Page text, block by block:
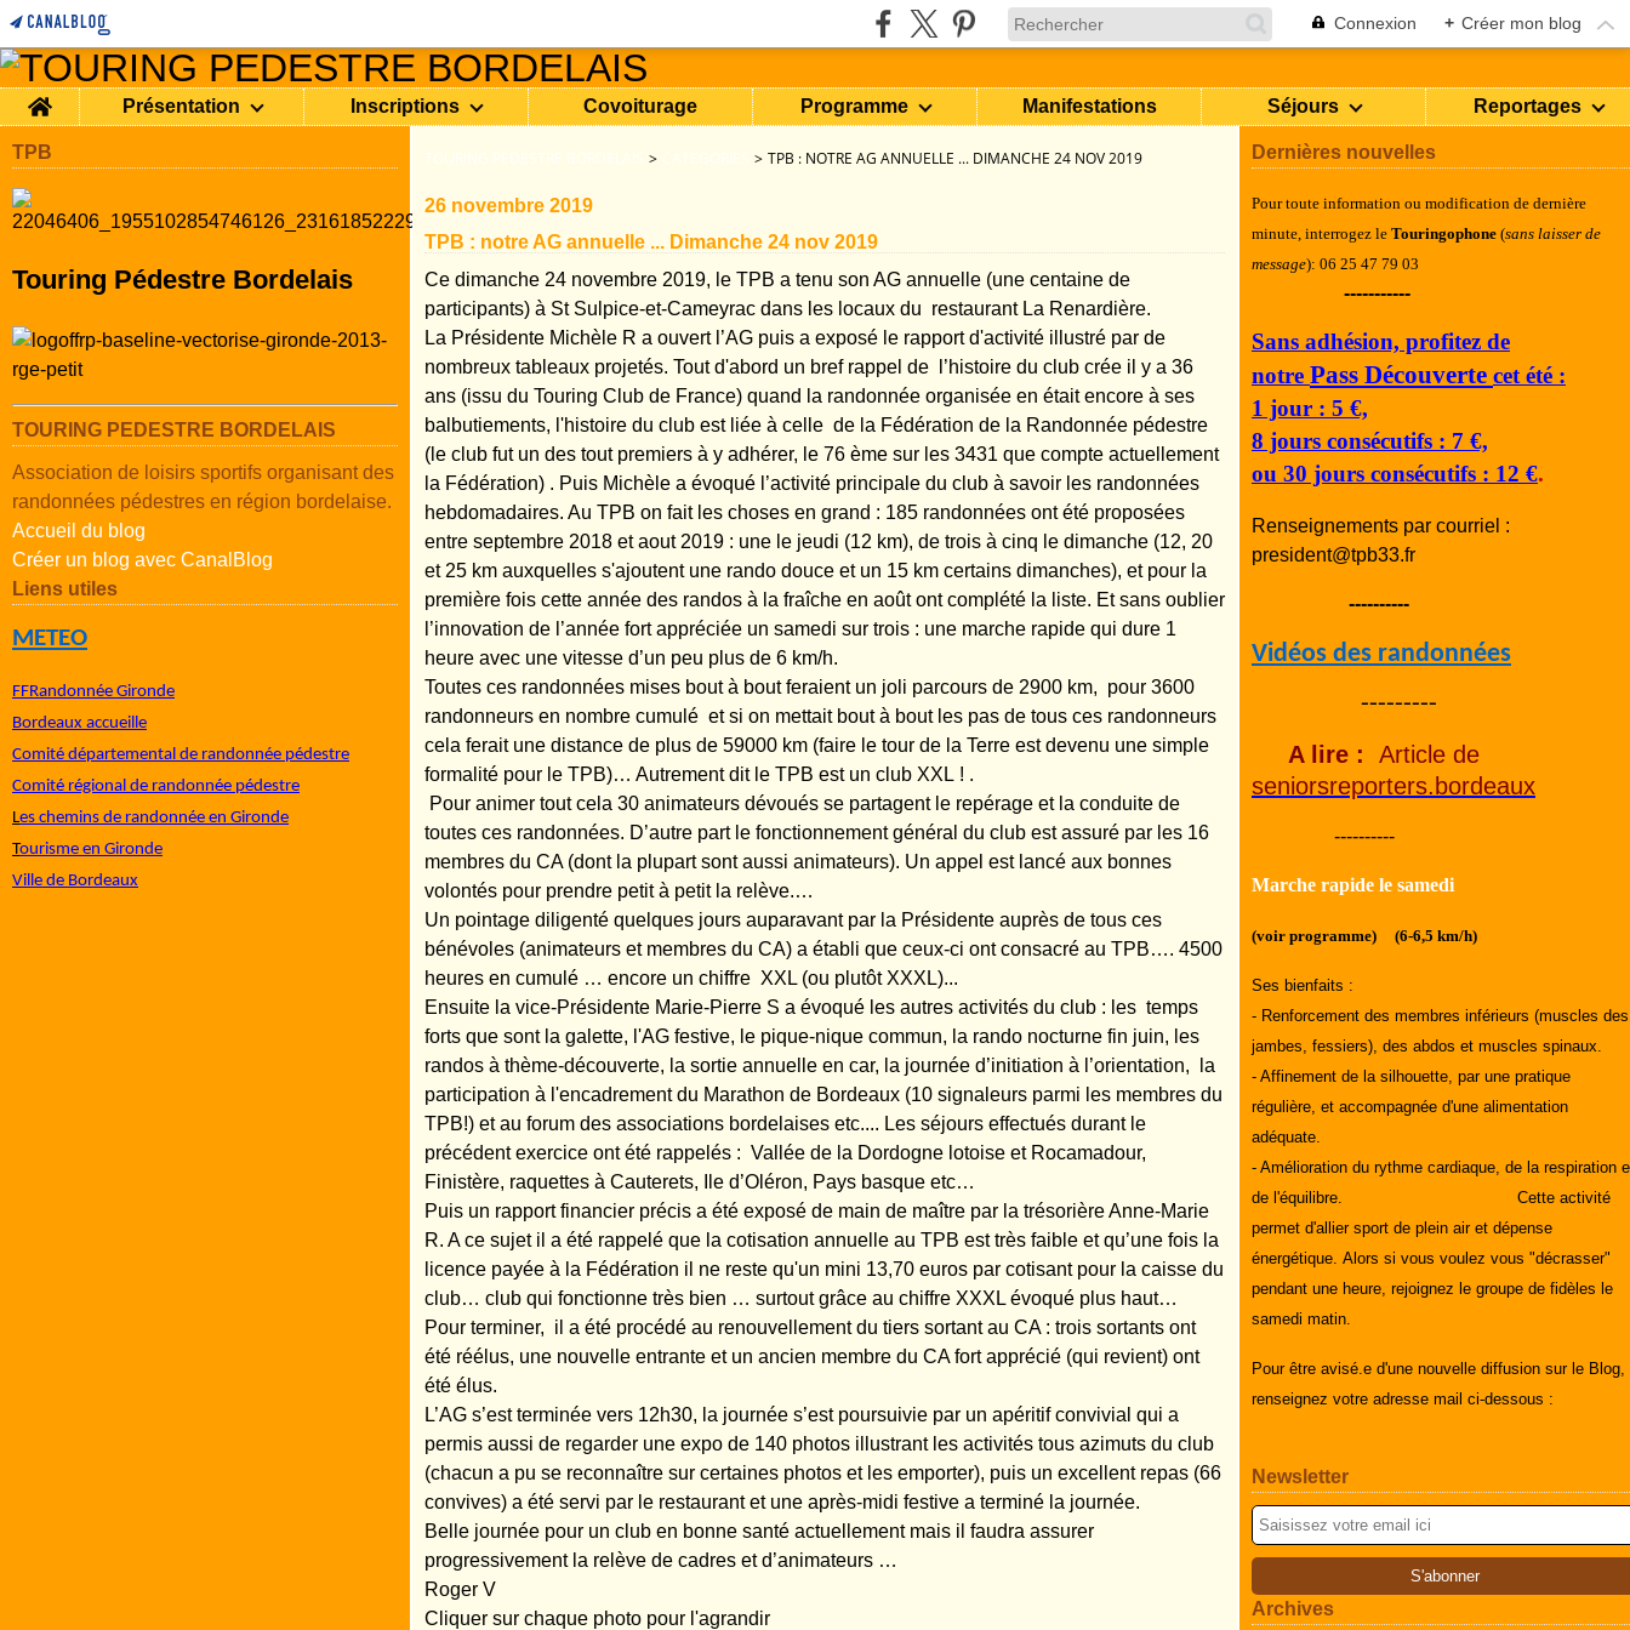
Connexion + Créer mon blog
Home Présentation Inscriptions Covoiturage Programme Manifestations Séjours Reportages
TPB
Touring Pédestre Bordelais
TOURING PEDESTRE BORDELAIS
Association de loisirs sportifs organisant des
randonnées pédestres en région bordelaise.
Accueil du blog
Créer un blog avec CanalBlog
Liens utiles
METEO
FFRandonnée Gironde
Bordeaux accueille
Comité départemental de randonnée pédestre
Comité régional de randonnée pédestre
Les chemins de randonnée en Gironde
Tourisme en Gironde
Ville de Bordeaux
TOURING PEDESTRE BORDELAIS > CATEGORIES > TPB : NOTRE AG ANNUELLE ... DIMANCHE 24 NOV 2019
26 novembre 2019
TPB : notre AG annuelle ... Dimanche 24 nov 2019
Ce dimanche 24 novembre 2019, le TPB a tenu son AG annuelle (une centaine de
participants) à St Sulpice-et-Cameyrac dans les locaux du restaurant La Renardière.
La Présidente Michèle R a ouvert l’AG puis a exposé le rapport d'activité illustré par de
nombreux tableaux projetés. Tout d'abord un bref rappel de l’histoire du club crée il y a 36
ans (issu du Touring Club de France) quand la randonnée organisée en était encore à ses
balbutiements, l'histoire du club est liée à celle de la Fédération de la Randonnée pédestre
(le club fut un des tout premiers à y adhérer, le 76 ème sur les 3431 que compte actuellement
la Fédération) . Puis Michèle a évoqué l’activité principale du club à savoir les randonnées
hebdomadaires. Au TPB on fait les choses en grand : 185 randonnées ont été proposées
entre septembre 2018 et aout 2019 : une le jeudi (12 km), de trois à cinq le dimanche (12, 20
et 25 km auxquelles s'ajoutent une rando douce et un 15 km certains dimanches), et pour la
première fois cette année des randos à la fraîche en août ont complété la liste. Et sans oublier
l’innovation de l’année fort appréciée un samedi sur trois : une marche rapide qui dure 1
heure avec une vitesse d’un peu plus de 6 km/h.
Toutes ces randonnées mises bout à bout feraient un joli parcours de 2900 km, pour 3600
randonneurs en nombre cumulé et si on mettait bout à bout les pas de tous ces randonneurs
cela ferait une distance de plus de 59000 km (faire le tour de la Terre est devenu une simple
formalité pour le TPB)… Autrement dit le TPB est un club XXL ! .
Pour animer tout cela 30 animateurs dévoués se partagent le repérage et la conduite de
toutes ces randonnées. D’autre part le fonctionnement général du club est assuré par les 16
membres du CA (dont la plupart sont aussi animateurs). Un appel est lancé aux bonnes
volontés pour prendre petit à petit la relève.…
Un pointage diligenté quelques jours auparavant par la Présidente auprès de tous ces
bénévoles (animateurs et membres du CA) a établi que ceux-ci ont consacré au TPB…. 4500
heures en cumulé … encore un chiffre XXL (ou plutôt XXXL)...
Ensuite la vice-Présidente Marie-Pierre S a évoqué les autres activités du club : les temps
forts que sont la galette, l'AG festive, le pique-nique commun, la rando nocturne fin juin, les
randos à thème-découverte, la sortie annuelle en car, la journée d’initiation à l’orientation, la
participation à l'encadrement du Marathon de Bordeaux (10 signaleurs parmi les membres du
TPB!) et au forum des associations bordelaises etc.... Les séjours effectués durant le
précédent exercice ont été rappelés : Vallée de la Dordogne lotoise et Rocamadour,
Finistère, raquettes à Cauterets, Ile d’Oléron, Pays basque etc…
Puis un rapport financier précis a été exposé de main de maître par la trésorière Anne-Marie
R. A ce sujet il a été rappelé que la cotisation annuelle au TPB est très faible et qu’une fois la
licence payée à la Fédération il ne reste qu'un mini 13,70 euros par cotisant pour la caisse du
club… club qui fonctionne très bien … surtout grâce au chiffre XXXL évoqué plus haut…
Pour terminer, il a été procédé au renouvellement du tiers sortant au CA : trois sortants ont
été réélus, une nouvelle entrante et un ancien membre du CA fort apprécié (qui revient) ont
été élus.
L’AG s’est terminée vers 12h30, la journée s’est poursuivie par un apéritif convivial qui a
permis aussi de regarder une expo de 140 photos illustrant les activités tous azimuts du club
(chacun a pu se reconnaître sur certaines photos et les emporter), puis un excellent repas (66
convives) a été servi par le restaurant et une après-midi festive a terminé la journée.
Belle journée pour un club en bonne santé actuellement mais il faudra assurer
progressivement la relève de cadres et d’animateurs …
Roger V
Cliquer sur chaque photo pour l'agrandir
Dernières nouvelles
Pour toute information ou modification de dernière
minute, interrogez le Touringophone (sans laisser de
message): 06 25 47 79 03
-----------
Sans adhésion, profitez de
notre Pass Découverte cet été :
1 jour : 5 €,
8 jours consécutifs : 7 €,
ou 30 jours consécutifs : 12 €.
Renseignements par courriel :
president@tpb33.fr
----------
Vidéos des randonnées
---------
A lire : Article de
seniorsreporters.bordeaux
----------
Marche rapide le samedi
(voir programme) (6-6,5 km/h)
Ses bienfaits :
- Renforcement des membres inférieurs (muscles des
jambes, fessiers), des abdos et muscles spinaux.
- Affinement de la silhouette, par une pratique
régulière, et accompagnée d'une alimentation
adéquate.
- Amélioration du rythme cardiaque, de la respiration
de l'équilibre. Cette activité
permet d'allier sport de plein air et dépense
énergétique. Alors si vous voulez vous "décrasser"
pendant une heure, rejoignez le groupe de fidèles le
samedi matin.
Pour être avisé.e d'une nouvelle diffusion sur le Blog,
renseignez votre adresse mail ci-dessous :
Newsletter
Archives